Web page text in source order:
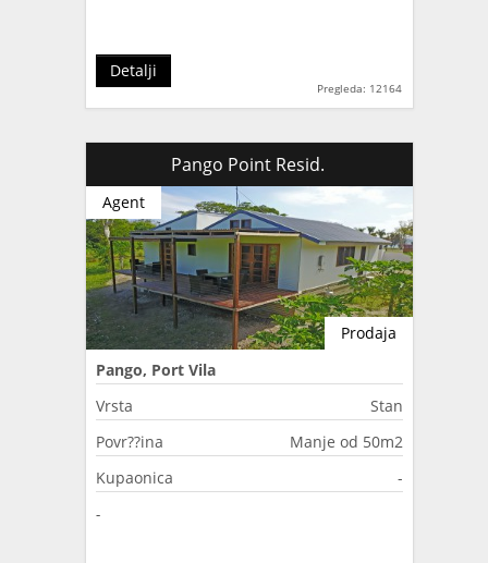
Pregleda: 12164
Detalji
Pango Point Resid.
Prodaja
Agent
Pango, Port Vila
Vrsta
Stan
Povr??ina
Manje od 50m2
Kupaonica
-
-